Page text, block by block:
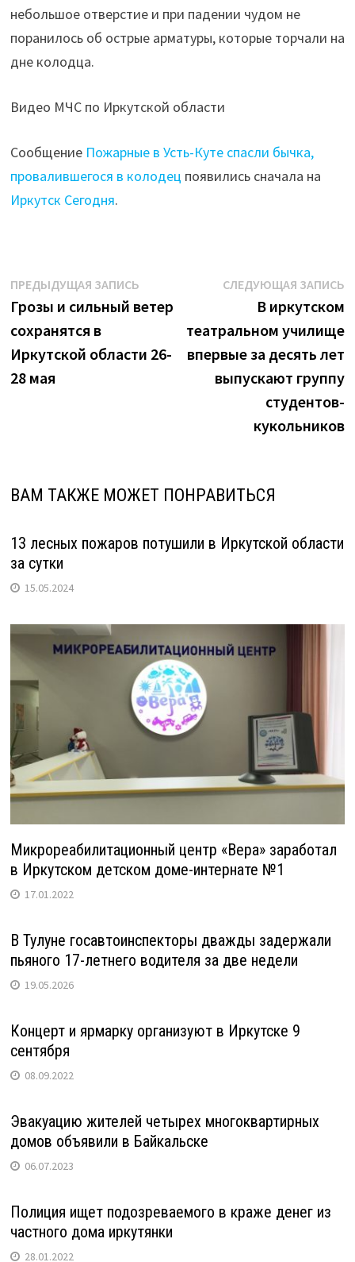
небольшое отверстие и при падении чудом не
поранилось об острые арматуры, которые торчали на
дне колодца.
Видео МЧС по Иркутской области
Сообщение Пожарные в Усть-Куте спасли бычка,
провалившегося в колодец появились сначала на
Иркутск Сегодня.
Навигация
по
записям
ПРЕДЫДУЩАЯ ЗАПИСЬПредыдущая
запись:
Грозы и сильный ветер
сохранятся в
Иркутской области 26-
28 мая
СЛЕДУЮЩАЯ ЗАПИСЬ
В иркутском
театральном училище
впервые за десять лет
выпускают группу
студентов-
кукольников
ВАМ ТАКЖЕ МОЖЕТ ПОНРАВИТЬСЯ
13 лесных пожаров потушили в Иркутской области
за сутки
15.05.2024
Микрореабилитационный центр «Вера» заработал
в Иркутском детском доме-интернате №1
17.01.2022
В Тулуне госавтоинспекторы дважды задержали
пьяного 17-летнего водителя за две недели
19.05.2026
Концерт и ярмарку организуют в Иркутске 9
сентября
08.09.2022
Эвакуацию жителей четырех многоквартирных
домов объявили в Байкальске
06.07.2023
Полиция ищет подозреваемого в краже денег из
частного дома иркутянки
28.01.2022